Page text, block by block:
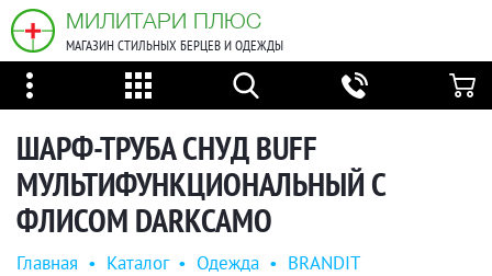
МИЛИТАРИ ПЛЮС
МАГАЗИН СТИЛЬНЫХ БЕРЦЕВ И ОДЕЖДЫ
ШАРФ-ТРУБА СНУД BUFF
МУЛЬТИФУНКЦИОНАЛЬНЫЙ С
ФЛИСОМ DARKCAMO
Главная • Каталог • Одежда • BRANDIT